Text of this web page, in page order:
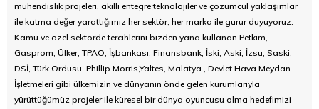
mühendislik projeleri, akıllı entegre teknolojiler ve çözümcül yaklaşımlar
ile katma değer yarattığımız her sektör, her marka ile gurur duyuyoruz.
Kamu ve özel sektörde tercihlerini bizden yana kullanan Petkim,
Gasprom, Ülker, TPAO, İşbankası, Finansbank, İski, Aski, İzsu, Saski,
DSİ, Türk Ordusu, Phillip Morris,Yaltes, Malatya , Devlet Hava Meydan
İşletmeleri gibi ülkemizin ve dünyanın önde gelen kurumlarıyla
yürüttüğümüz projeler ile küresel bir dünya oyuncusu olma hedefimizi